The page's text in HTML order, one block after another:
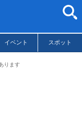
イベント スポット
ります